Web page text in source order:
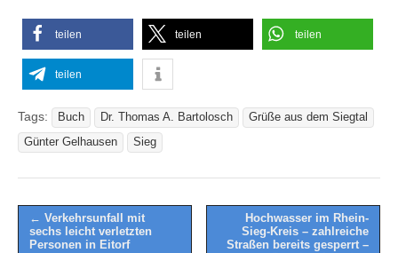
teilen teilen teilen
teilen
Tags: Buch Dr. Thomas A. Bartolosch
Grüße aus dem Siegtal
Günter Gelhausen
Sieg
Post
navigation
← Verkehrsunfall mit
sechs leicht verletzten
Personen in Eitorf
Hochwasser im Rhein-
Sieg-Kreis – zahlreiche
Straßen bereits gesperrt –